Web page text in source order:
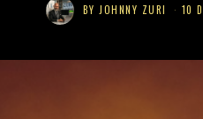
BY JOHNNY ZURI 10